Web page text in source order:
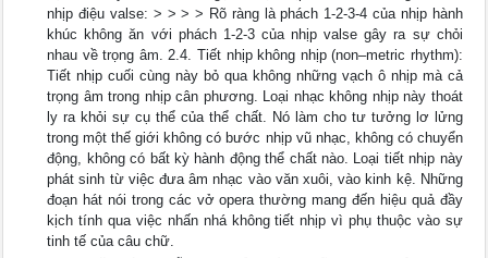
nhịp điệu valse: > > > > Rõ ràng là phách 1-2-3-4 của nhịp hành
khúc không ăn với phách 1-2-3 của nhịp valse gây ra sự chỏi
nhau về trọng âm. 2.4. Tiết nhịp không nhịp (non–metric rhythm):
Tiết nhịp cuối cùng này bỏ qua không những vạch ô nhịp mà cả
trọng âm trong nhịp cân phương. Loại nhạc không nhịp này thoát
ly ra khỏi sự cụ thể của thể chất. Nó làm cho tư tưởng lơ lửng
trong một thế giới không có bước nhịp vũ nhạc, không có chuyển
động, không có bất kỳ hành động thể chất nào. Loại tiết nhịp này
phát sinh từ việc đưa âm nhạc vào văn xuôi, vào kinh kệ. Những
đoạn hát nói trong các vở opera thường mang đến hiệu quả đầy
kịch tính qua việc nhấn nhá không tiết nhịp vì phụ thuộc vào sự
tinh tế của câu chữ.